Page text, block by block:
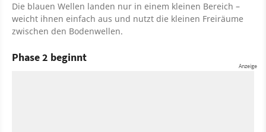
Die blauen Wellen landen nur in einem kleinen Bereich –
weicht ihnen einfach aus und nutzt die kleinen Freiräume
zwischen den Bodenwellen.
Phase 2 beginnt